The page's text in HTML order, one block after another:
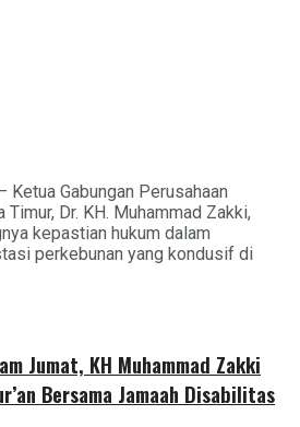
Ketua Gabungan Perusahaan
Dr. KH. Muhammad Zakki,
kepastian hukum dalam
perkebunan yang kondusif di
Jumat, KH Muhammad Zakki
Bersama Jamaah Disabilitas